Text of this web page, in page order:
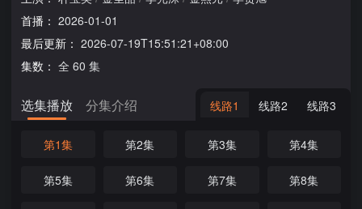
首播： 2026-01-01
最后更新： 2026-07-19T15:51:21+08:00
集数： 全 60 集
选集播放 分集介绍 线路1 线路2 线路3
第1集 第2集 第3集 第4集
第5集 第6集 第7集 第8集